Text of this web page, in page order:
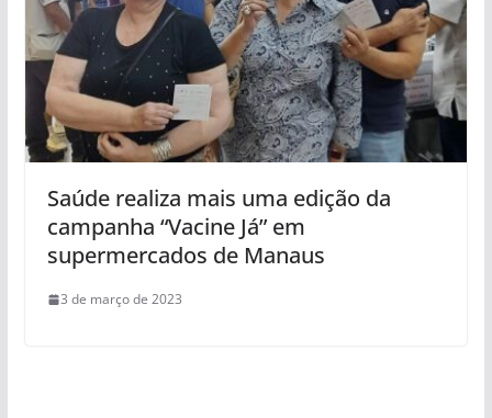
Saúde realiza mais uma edição da
campanha “Vacine Já” em
supermercados de Manaus
3 de março de 2023